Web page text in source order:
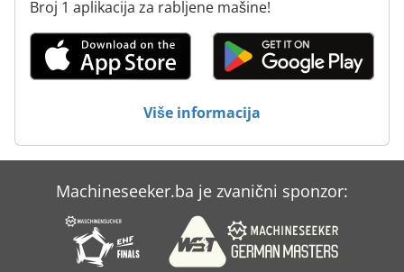
V E P Strojevi Gmbh
Za Pohranu
Broj 1 aplikacija za rabljene mašine!
Više informacija
Machineseeker.ba je zvanični sponzor: